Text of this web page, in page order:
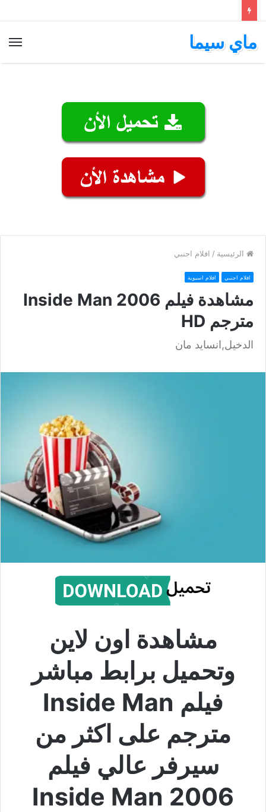
ماي سيما
الرئيسية / افلام اجنبي
افلام اجنبي افلام اسيوية
مشاهدة فيلم Inside Man 2006
مترجم HD
الدخيل,انسايد مان
مشاهدة اون لاين
وتحميل برابط مباشر
فيلم Inside Man
مترجم على اكثر من
سيرفر عالي فيلم
Inside Man 2006